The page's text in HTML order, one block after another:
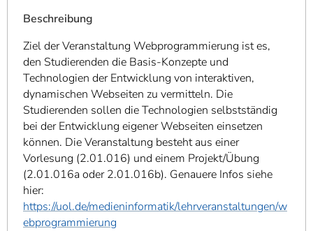
Beschreibung
Ziel der Veranstaltung Webprogrammierung ist es,
den Studierenden die Basis-Konzepte und
Technologien der Entwicklung von interaktiven,
dynamischen Webseiten zu vermitteln. Die
Studierenden sollen die Technologien selbstständig
bei der Entwicklung eigener Webseiten einsetzen
können. Die Veranstaltung besteht aus einer
Vorlesung (2.01.016) und einem Projekt/Übung
(2.01.016a oder 2.01.016b). Genauere Infos siehe
hier:
https://uol.de/medieninformatik/lehrveranstaltungen/w
ebprogrammierung